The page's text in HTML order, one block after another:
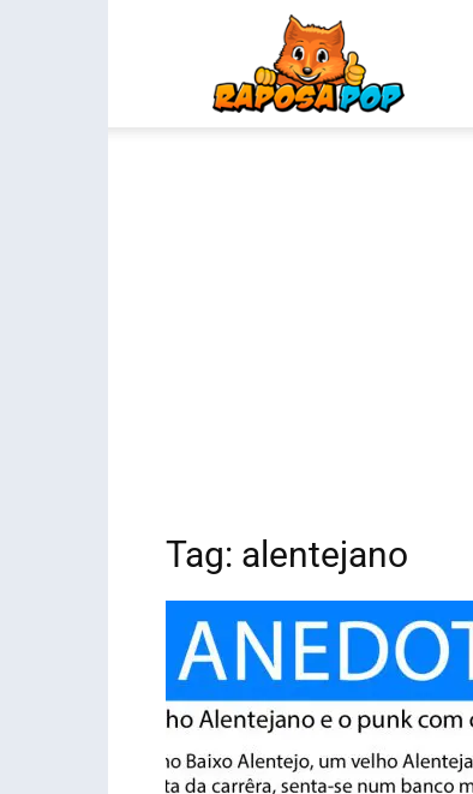
Tag: alentejano